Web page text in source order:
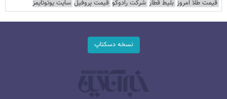
قیمت طلا امروز بلیط قطار شرکت رادوکو قیمت پروفیل سایت یوتوتایمز
نسخه دسکتاپ